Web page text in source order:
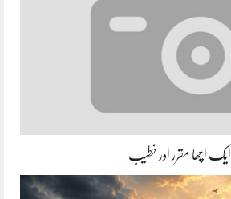
ایک اچھا مقرر اور خطیب